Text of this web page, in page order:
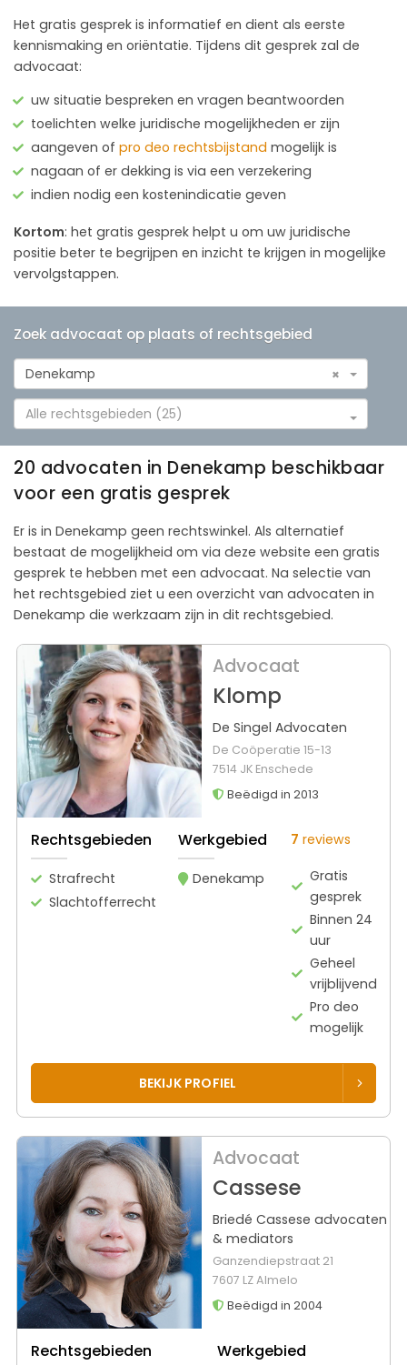
Het gratis gesprek is informatief en dient als eerste
kennismaking en oriëntatie. Tijdens dit gesprek zal de
advocaat:
uw situatie bespreken en vragen beantwoorden
toelichten welke juridische mogelijkheden er zijn
aangeven of pro deo rechtsbijstand mogelijk is
nagaan of er dekking is via een verzekering
indien nodig een kostenindicatie geven
Kortom: het gratis gesprek helpt u om uw juridische
positie beter te begrijpen en inzicht te krijgen in mogelijke
vervolgstappen.
Zoek advocaat op plaats of rechtsgebied
×
Denekamp
Alle rechtsgebieden (25)
20 advocaten in Denekamp beschikbaar
voor een gratis gesprek
Er is in Denekamp geen rechtswinkel. Als alternatief
bestaat de mogelijkheid om via deze website een gratis
gesprek te hebben met een advocaat. Na selectie van
het rechtsgebied ziet u een overzicht van advocaten in
Denekamp die werkzaam zijn in dit rechtsgebied.
Advocaat
Klomp
De Singel Advocaten
De Coöperatie 15-13
7514 JK Enschede
Beëdigd in 2013
Rechtsgebieden
Strafrecht
Slachtofferrecht
Werkgebied
Denekamp
7 reviews
Gratis
gesprek
Binnen 24
uur
Geheel
vrijblijvend
Pro deo
mogelijk
BEKIJK PROFIEL
Advocaat
Cassese
Briedé Cassese advocaten
& mediators
Ganzendiepstraat 21
7607 LZ Almelo
Beëdigd in 2004
Rechtsgebieden Werkgebied